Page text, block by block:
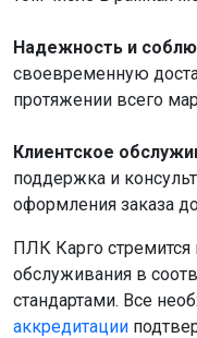
Надежность и
своевременную
протяжении всего
Клиентское
поддержка и
оформления заказа
ПЛК Карго
обслуживания в
стандартами. Все
аккредитации